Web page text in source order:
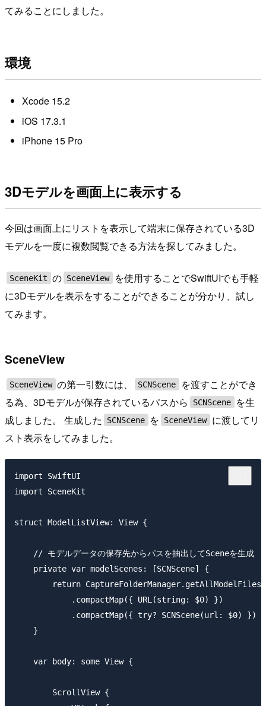
てみることにしました。
環境
Xcode 15.2
iOS 17.3.1
iPhone 15 Pro
3Dモデルを画面上に表示する
今回は画面上にリストを表示して端末に保存されている3D
モデルを一度に複数閲覧できる方法を探してみました。
SceneKit の SceneView
を使用することでSwiftUIでも手軽
に3Dモデルを表示をすることができることが分かり、試し
てみます。
SceneView
SceneView の第一引数には、 SCNScene
を渡すことができ
る為、3Dモデルが保存されているパスから
SCNScene
を生
成しました。 生成した
SCNScene を SceneView に渡してリ
スト表示をしてみました。
import SwiftUI
import SceneKit
struct ModelListView: View {
    // モデルデータの保存先からパスを抽出してSceneを生成
    private var modelScenes: [SCNScene] {
return
            .compactMap({ URL(string: $0) })
            .compactMap({ try? SCNScene(url: $0) })
    }
    var body: some View {
        ScrollView {